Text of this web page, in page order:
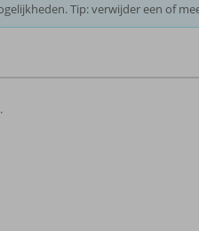
Tip: verwijder een of